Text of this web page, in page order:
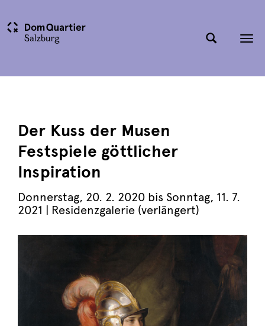
Der Kuss der Musen
Festspiele göttlicher
Inspiration
Donnerstag, 20. 2. 2020 bis Sonntag, 11. 7.
2021 | Residenzgalerie (verlängert)